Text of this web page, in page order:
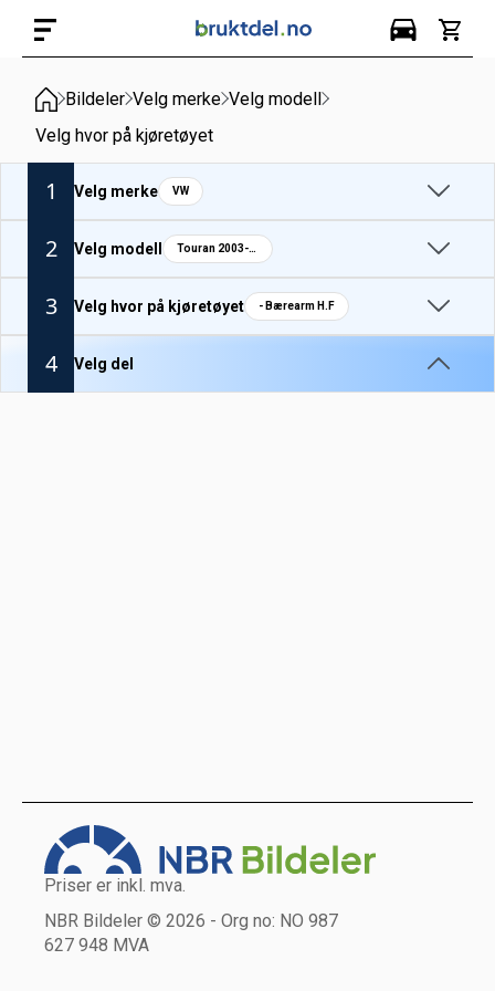
Bildeler Velg merke Velg modell
Velg hvor på kjøretøyet
1 Velg merke VW
2 Velg modell Touran 2003-10
3 Velg hvor på kjøretøyet - Bærearm H.F
4 Velg del
Priser er inkl. mva.
NBR Bildeler © 2026 - Org no: NO 987
627 948 MVA